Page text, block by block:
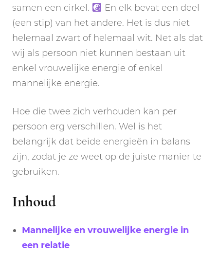
samen een cirkel.
En elk bevat een deel
(een stip) van het andere. Het is dus niet
helemaal zwart of helemaal wit. Net als dat
wij als persoon niet kunnen bestaan uit
enkel vrouwelijke energie of enkel
mannelijke energie.
Hoe die twee zich verhouden kan per
persoon erg verschillen. Wel is het
belangrijk dat beide energieën in balans
zijn, zodat je ze weet op de juiste manier te
gebruiken.
Inhoud
Mannelijke en vrouwelijke energie in
een relatie